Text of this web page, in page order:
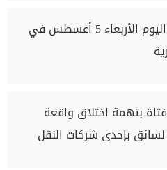
سعر الدولار اليوم الأربعاء 5 أغسطس في
بتهمة اختلاق واقعة
بإحدى شركات النقل